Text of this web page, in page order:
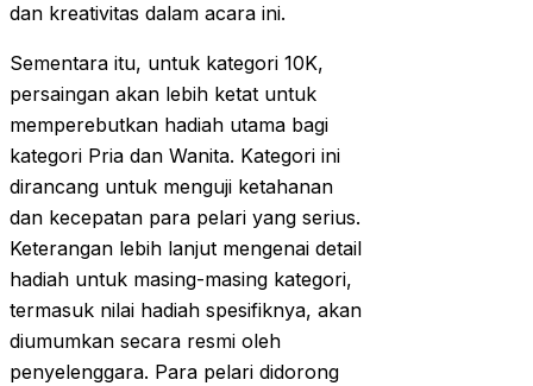
dan kreativitas dalam acara ini.
Sementara itu, untuk kategori 10K,
persaingan akan lebih ketat untuk
memperebutkan hadiah utama bagi
kategori Pria dan Wanita. Kategori ini
dirancang untuk menguji ketahanan
dan kecepatan para pelari yang serius.
Keterangan lebih lanjut mengenai detail
hadiah untuk masing-masing kategori,
termasuk nilai hadiah spesifiknya, akan
diumumkan secara resmi oleh
penyelenggara. Para pelari didorong